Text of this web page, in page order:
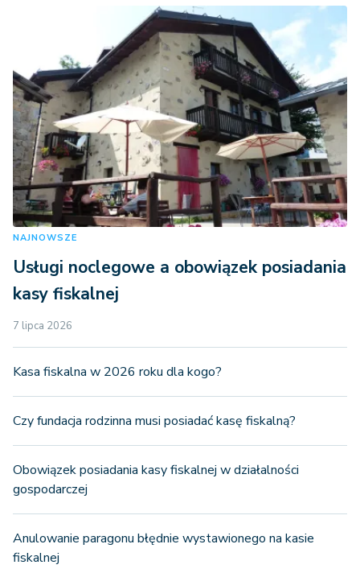
NAJNOWSZE
Usługi noclegowe a obowiązek posiadania
kasy fiskalnej
7 lipca 2026
Kasa fiskalna w 2026 roku dla kogo?
Czy fundacja rodzinna musi posiadać kasę fiskalną?
Obowiązek posiadania kasy fiskalnej w działalności
gospodarczej
Anulowanie paragonu błędnie wystawionego na kasie
fiskalnej